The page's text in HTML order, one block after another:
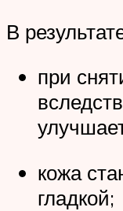
В
при
кожа
гладкой;